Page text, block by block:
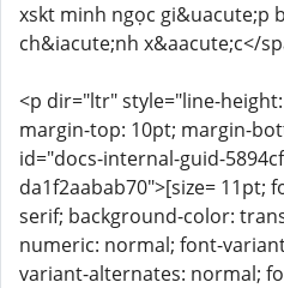
xskt minh ngọc gi&uacute;p
ch&iacute;nh x&aacute;c</
<p dir="ltr" style="line-
margin-top: 10pt; margin-
id="docs-internal-guid-
da1f2aabab70">[size= 11pt;
serif; background-color:
numeric: normal; font-
variant-alternates: normal;